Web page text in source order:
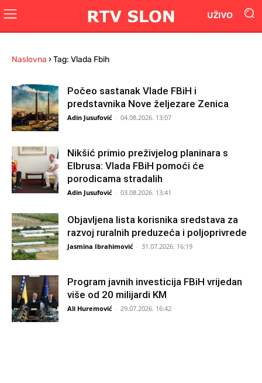
UŽIVO
Naslovna ›Tag: Vlada Fbih
Počeo sastanak Vlade FBiH i
predstavnika Nove željezare Zenica
Adin Jusufović - 04.08.2026. 13:07
Nikšić primio preživjelog planinara s
Elbrusa: Vlada FBiH pomoći će
porodicama stradalih
Adin Jusufović - 03.08.2026. 13:41
Objavljena lista korisnika sredstava za
razvoj ruralnih preduzeća i poljoprivrede
Jasmina Ibrahimović - 31.07.2026. 16:19
Program javnih investicija FBiH vrijedan
više od 20 milijardi KM
Ali Huremović - 29.07.2026. 16:42